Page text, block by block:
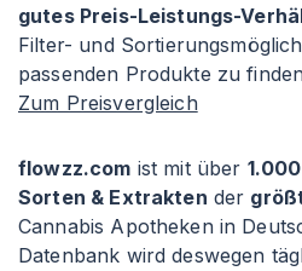
gutes Preis-Leistungs-
Filter- und
passenden Produkte zu
Zum Preisvergleich
flowzz.com ist mit über
Sorten & Extrakten der
Cannabis Apotheken in
Datenbank wird deswegen